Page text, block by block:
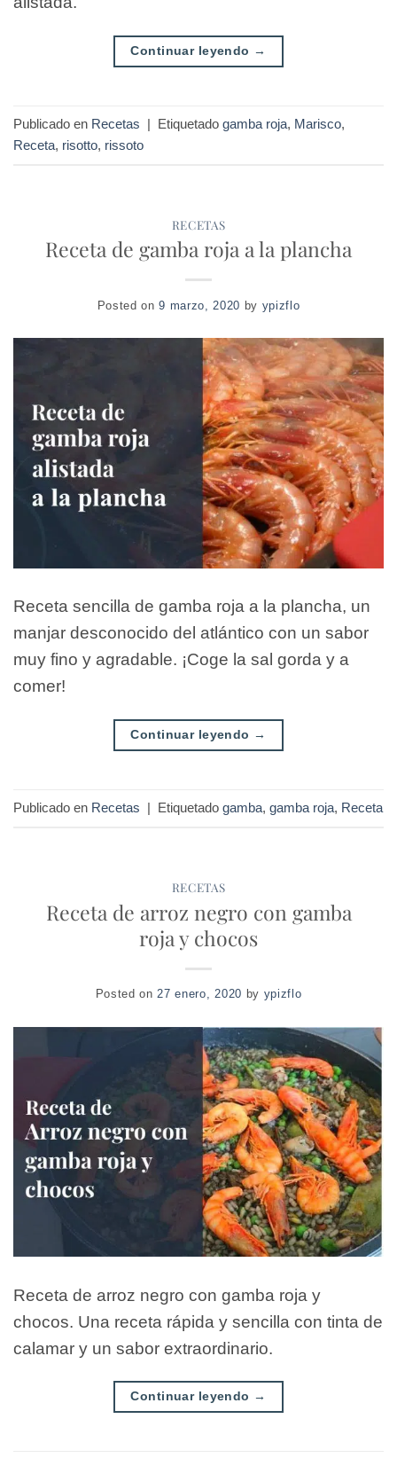
Continuar leyendo →
Publicado en Recetas | Etiquetado gamba roja, Marisco,
Receta, risotto, rissoto
RECETAS
Receta de gamba roja a la plancha
Posted on9 marzo, 2020 by ypizflo
Receta sencilla de gamba roja a la plancha, un
manjar desconocido del atlántico con un sabor
muy fino y agradable. ¡Coge la sal gorda y a
comer!
Continuar leyendo →
Publicado en Recetas | Etiquetado gamba, gamba roja, Receta
RECETAS
Receta de arroz negro con gamba
roja y chocos
Posted on 27 enero, 2020 by ypizflo
Receta de arroz negro con gamba roja y
chocos. Una receta rápida y sencilla con tinta de
calamar y un sabor extraordinario.
Continuar leyendo →